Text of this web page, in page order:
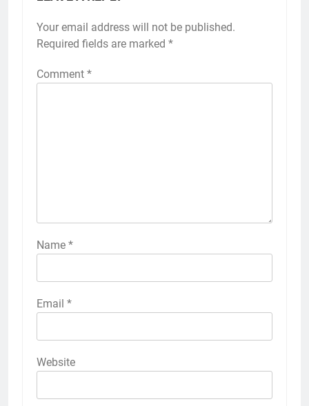
Your email address will not be published.
Required fields are marked *
Comment *
Name *
Email *
Website